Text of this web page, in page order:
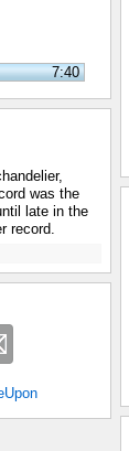
7:40
was the
late in the
record.